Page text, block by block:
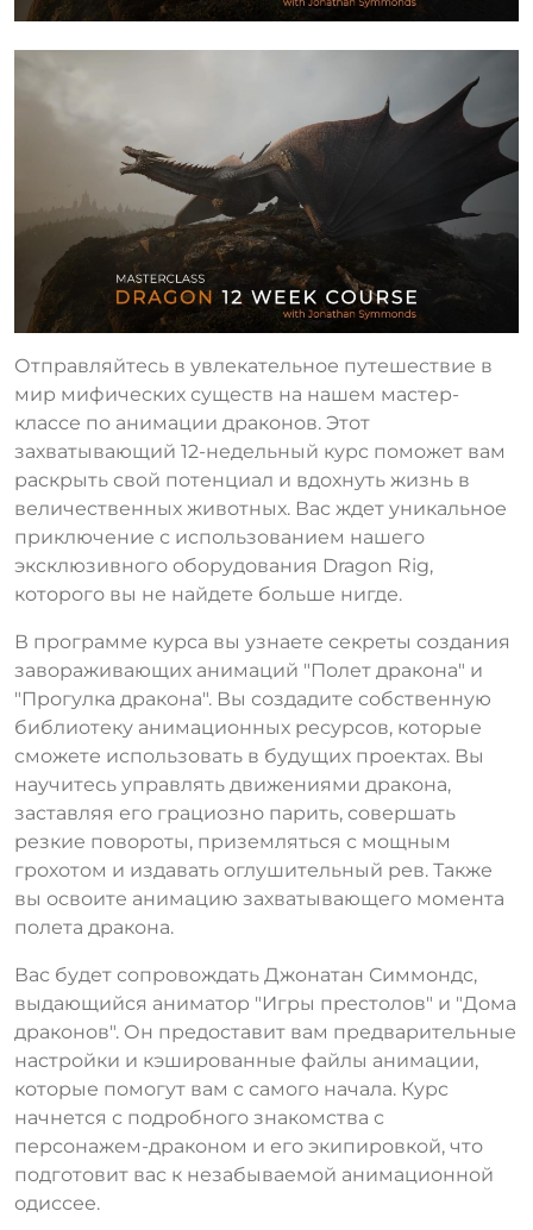
Отправляйтесь в увлекательное путешествие в
мир мифических существ на нашем мастер-
классе по анимации драконов. Этот
захватывающий 12-недельный курс поможет вам
раскрыть свой потенциал и вдохнуть жизнь в
величественных животных. Вас ждет уникальное
приключение с использованием нашего
эксклюзивного оборудования Dragon Rig,
которого вы не найдете больше нигде.
В программе курса вы узнаете секреты создания
завораживающих анимаций "Полет дракона" и
"Прогулка дракона". Вы создадите собственную
библиотеку анимационных ресурсов, которые
сможете использовать в будущих проектах. Вы
научитесь управлять движениями дракона,
заставляя его грациозно парить, совершать
резкие повороты, приземляться с мощным
грохотом и издавать оглушительный рев. Также
вы освоите анимацию захватывающего момента
полета дракона.
Вас будет сопровождать Джонатан Симмондс,
выдающийся аниматор "Игры престолов" и "Дома
драконов". Он предоставит вам предварительные
настройки и кэшированные файлы анимации,
которые помогут вам с самого начала. Курс
начнется с подробного знакомства с
персонажем-драконом и его экипировкой, что
подготовит вас к незабываемой анимационной
одиссее.